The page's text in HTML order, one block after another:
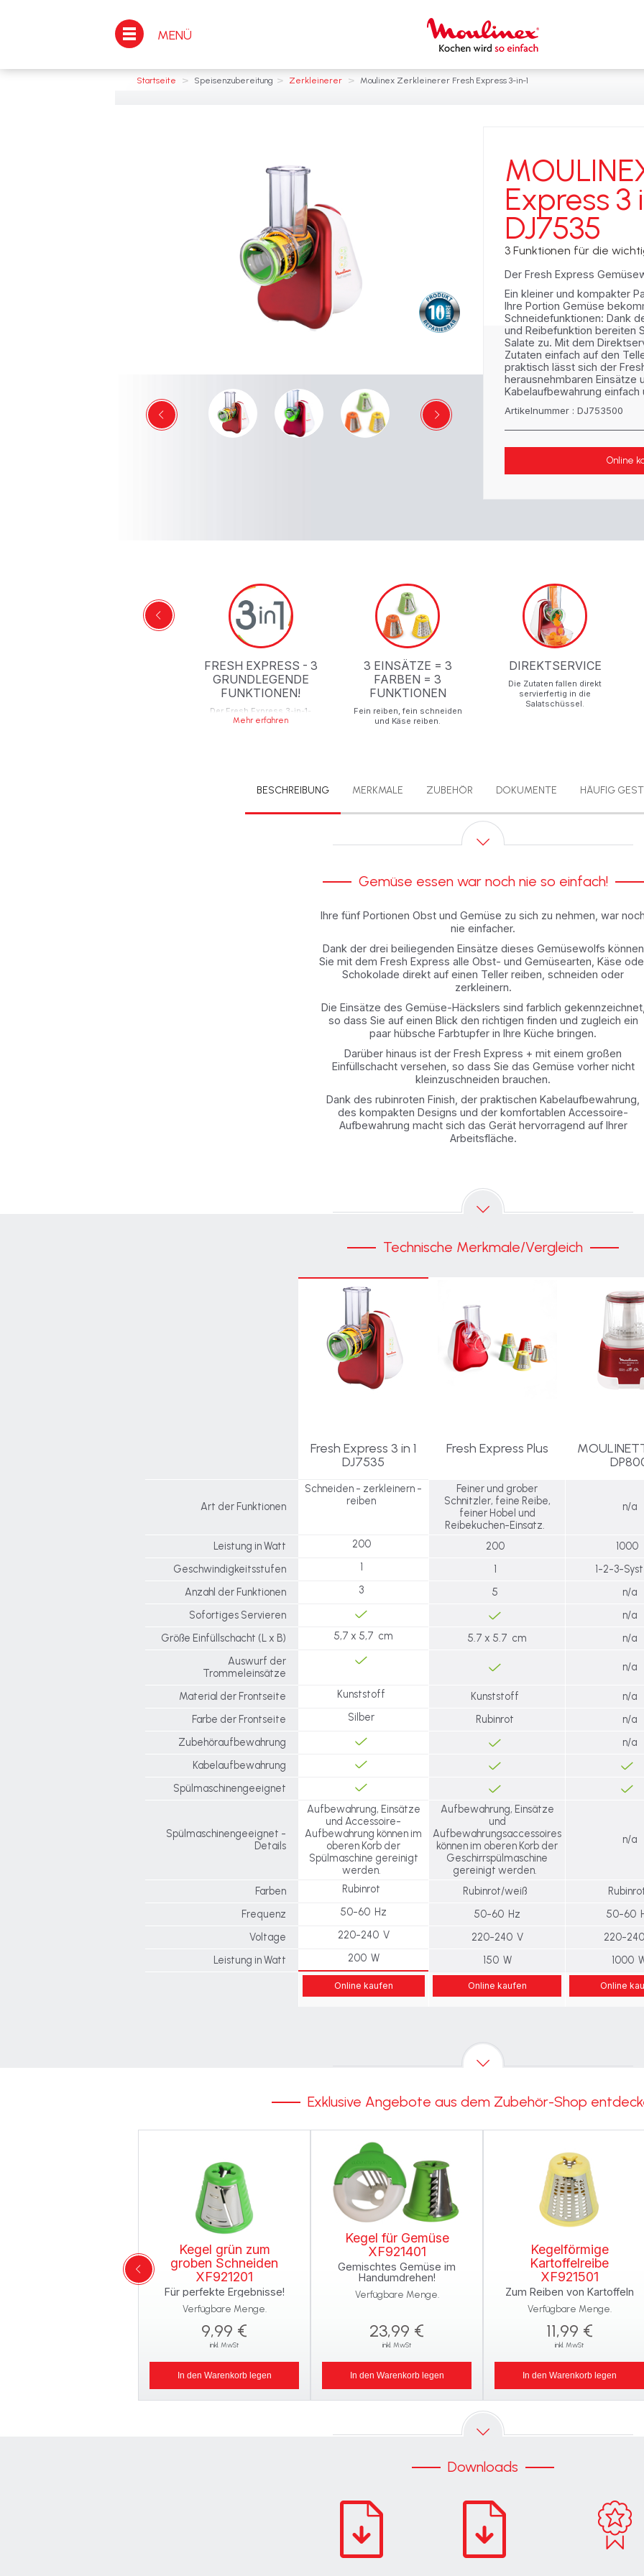
MENÜ
Startseite > Speisenzubereitung > Zerkleinerer > Moulinex Zerkleinerer Fresh Express 3-in-1
Express 3
DJ7535
3 Funktionen für die
Der Fresh Express
Ein kleiner und kompakter
Ihre Portion Gemüse
Schneidefunktionen: Dank
und Reibefunktion bereiten
Salate zu. Mit dem
Zutaten einfach auf den
praktisch lässt sich der
herausnehmbaren Einsätze
Kabelaufbewahrung
Artikelnummer : DJ753500
Online
FRESH EXPRESS - 3
GRUNDLEGENDE
FUNKTIONEN!
Der Fresh Express 3-in-1-
Funktion schneidet,
Mehr erfahren
3 EINSÄTZE = 3
FARBEN = 3
FUNKTIONEN
Fein reiben, fein schneiden
und Käse reiben.
DIREKTSERVICE
Die Zutaten fallen direkt
servierfertig in die
Salatschüssel.
BESCHREIBUNG MERKMALE ZUBEHÖR DOKUMENTE HÄUFIG
Gemüse essen war noch nie so einfach!
Ihre fünf Portionen Obst und Gemüse zu sich zu nehmen, war
nie einfacher.
Dank der drei beiliegenden Einsätze dieses Gemüsewolfs können
Sie mit dem Fresh Express alle Obst- und Gemüsearten, Käse
Schokolade direkt auf einen Teller reiben, schneiden oder
zerkleinern.
Die Einsätze des Gemüse-Häckslers sind farblich
so dass Sie auf einen Blick den richtigen finden und zugleich ein
paar hübsche Farbtupfer in Ihre Küche bringen.
Darüber hinaus ist der Fresh Express + mit einem großen
Einfüllschacht versehen, so dass Sie das Gemüse vorher nicht
kleinzuschneiden brauchen.
Dank des rubinroten Finish, der praktischen Kabelaufbewahrung,
des kompakten Designs und der komfortablen Accessoire-
Aufbewahrung macht sich das Gerät hervorragend auf Ihrer
Arbeitsfläche.
Technische Merkmale/Vergleich
Fresh Express 3 in 1
DJ7535
Fresh Express Plus
Art der Funktionen
Schneiden - zerkleinern -
reiben
Feiner und grober
Schnitzler, feine Reibe,
feiner Hobel und
Reibekuchen-Einsatz.
n/a
Leistung in Watt 200 200
1000
Geschwindigkeitsstufen
1 1
1-2-3-
Anzahl der Funktionen
3 5
n/a
Sofortiges Servieren
n/a
Größe Einfüllschacht (L x B)
5,7 x 5,7 cm 5.7 x 5.7 cm
n/a
Auswurf der
Trommeleinsätze
n/a
Material der Frontseite Kunststoff Kunststoff
n/a
Farbe der Frontseite
Silber Rubinrot
n/a
Zubehöraufbewahrung
n/a
Kabelaufbewahrung
Spülmaschinengeeignet
Spülmaschinengeeignet -
Details
Aufbewahrung, Einsätze
und Accessoire-
Aufbewahrung können im
oberen Korb der
Spülmaschine gereinigt
werden.
Aufbewahrung, Einsätze
und
Aufbewahrungsaccessoires
können im oberen Korb der
Geschirrspülmaschine
gereinigt werden.
n/a
Farben Rubinrot Rubinrot/weiß
Frequenz
50-60 Hz 50-60 Hz
50-60
Voltage
220-240 V 220-240 V
220-
Leistung in Watt
200 W 150 W 1000
Online kaufen Online kaufen Online
Exklusive Angebote aus dem Zubehör-Shop
Kegel grün zum
groben Schneiden
XF921201
Für perfekte Ergebnisse!
Verfügbare Menge.
9,99 €
inkl. MwSt
In den Warenkorb legen
Kegel für Gemüse
XF921401
Gemischtes Gemüse im
Handumdrehen!
Verfügbare Menge.
23,99 €
inkl. MwSt
In den Warenkorb legen
Kegelförmige
Kartoffelreibe
XF921501
Zum Reiben von Kartoffeln
Verfügbare Menge.
11,99 €
inkl. MwSt
In den Warenkorb legen
Downloads